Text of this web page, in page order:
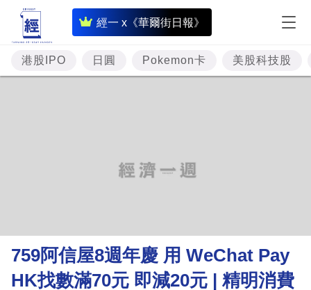
經一 x《華爾街日報》
即
時
財
經
理
財
商
港股IPO 日圓 Pokemon卡 美股科技股
759阿信屋8週年慶 用 WeChat Pay
HK找數滿70元 即減20元 | 精明消費